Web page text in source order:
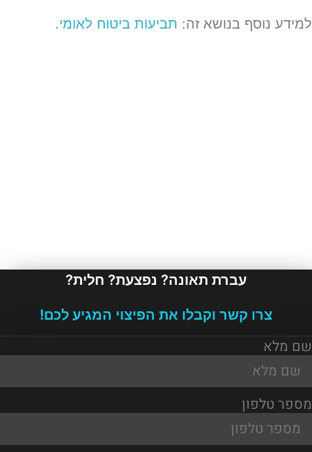
למידע נוסף בנושא זה: תביעות ביטוח לאומי.
עברת תאונה? נפצעת? חלית?
צרו קשר וקבלו את הפיצוי המגיע לכם!
שם מלא
מספר טלפון